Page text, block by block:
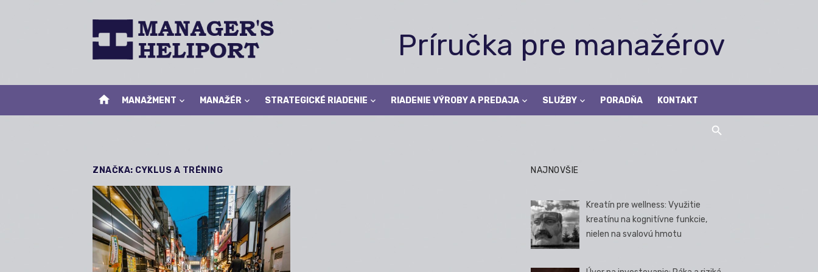
Príručka pre manažérov
home MANAŽMENT MANAŽÉR STRATEGICKÉ RIADENIE RIADENIE VÝROBY A PREDAJA SLUŽBY PORADŇA KONTAKT
ZNAČKA: CYKLUS A TRÉNING NAJNOVŠIE
Kreatín pre wellness: Využitie
kreatínu na kognitívne funkcie,
nielen na svalovú hmotu